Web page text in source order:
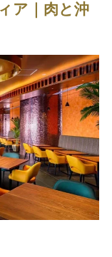
ア｜肉と沖